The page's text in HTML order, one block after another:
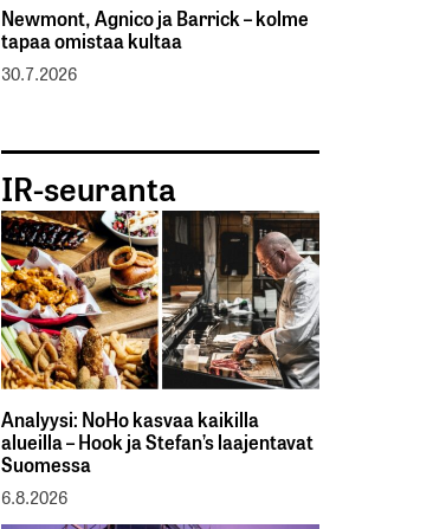
Newmont, Agnico ja Barrick – kolme
tapaa omistaa kultaa
30.7.2026
IR-seuranta
Analyysi: NoHo kasvaa kaikilla
alueilla – Hook ja Stefan’s laajentavat
Suomessa
6.8.2026